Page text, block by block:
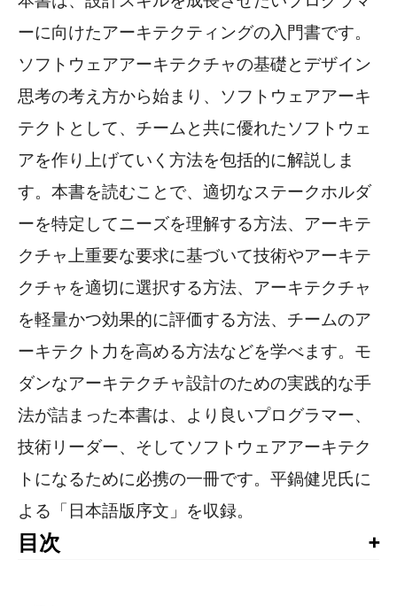
ーに向けたアーキテクティングの入門書です。
ソフトウェアアーキテクチャの基礎とデザイン
思考の考え方から始まり、ソフトウェアアーキ
テクトとして、チームと共に優れたソフトウェ
アを作り上げていく方法を包括的に解説しま
す。本書を読むことで、適切なステークホルダ
ーを特定してニーズを理解する方法、アーキテ
クチャ上重要な要求に基づいて技術やアーキテ
クチャを適切に選択する方法、アーキテクチャ
を軽量かつ効果的に評価する方法、チームのア
ーキテクト力を高める方法などを学べます。モ
ダンなアーキテクチャ設計のための実践的な手
法が詰まった本書は、より良いプログラマー、
技術リーダー、そしてソフトウェアアーキテク
トになるために必携の一冊です。平鍋健児氏に
よる「日本語版序文」を収録。
目次